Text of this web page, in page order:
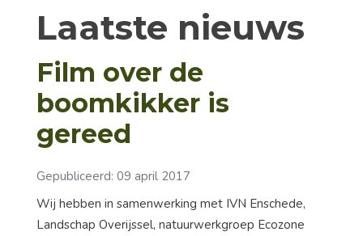
Laatste nieuws
Film over de
boomkikker is
gereed
Gepubliceerd: 09 april 2017
Wij hebben in samenwerking met IVN Enschede,
Landschap Overijssel, natuurwerkgroep Ecozone